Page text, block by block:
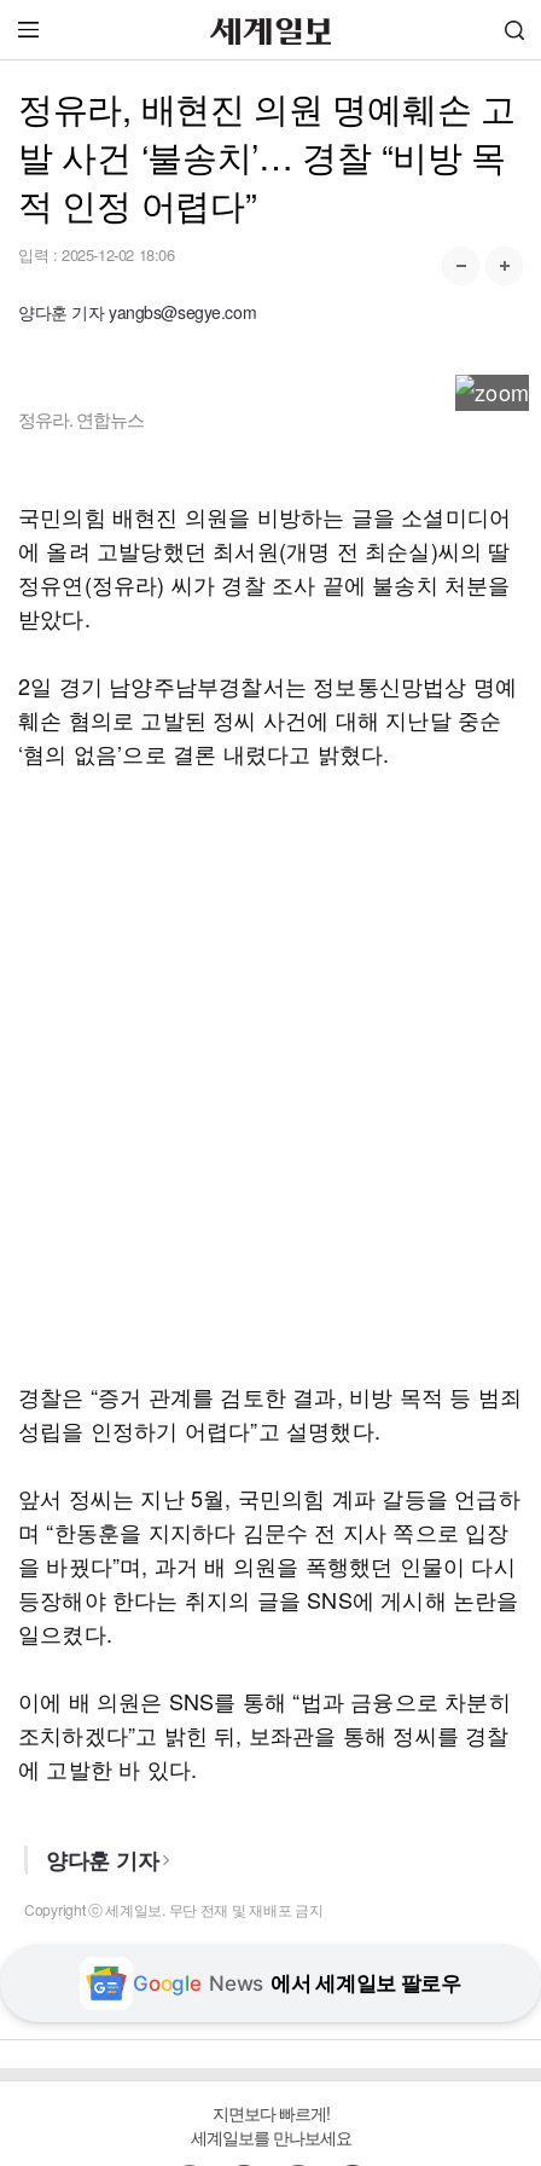
정유라, 배현진 의원 명예훼손 고
발 사건 ‘불송치’… 경찰 “비방 목
적 인정 어렵다”
입력 : 2025-12-02 18:06
양다훈 기자 yangbs@segye.com
정유라. 연합뉴스
국민의힘 배현진 의원을 비방하는 글을 소셜미디어
에 올려 고발당했던 최서원(개명 전 최순실)씨의 딸
정유연(정유라) 씨가 경찰 조사 끝에 불송치 처분을
받았다.
2일 경기 남양주남부경찰서는 정보통신망법상 명예
훼손 혐의로 고발된 정씨 사건에 대해 지난달 중순
‘혐의 없음’으로 결론 내렸다고 밝혔다.
경찰은 “증거 관계를 검토한 결과, 비방 목적 등 범죄
성립을 인정하기 어렵다”고 설명했다.
앞서 정씨는 지난 5월, 국민의힘 계파 갈등을 언급하
며 “한동훈을 지지하다 김문수 전 지사 쪽으로 입장
을 바꿨다”며, 과거 배 의원을 폭행했던 인물이 다시
등장해야 한다는 취지의 글을 SNS에 게시해 논란을
일으켰다.
이에 배 의원은 SNS를 통해 “법과 금융으로 차분히
조치하겠다”고 밝힌 뒤, 보좌관을 통해 정씨를 경찰
에 고발한 바 있다.
양다훈 기자
Copyright ⓒ 세계일보. 무단 전재 및 재배포 금지
Google News 에서 세계일보 팔로우
지면보다 빠르게!
세계일보를 만나보세요